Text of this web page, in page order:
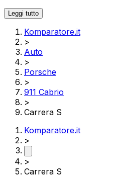
Leggi tutto
Komparatore.it
>
Auto
>
Porsche
>
911 Cabrio
>
Carrera S
Komparatore.it
>
>
Carrera S